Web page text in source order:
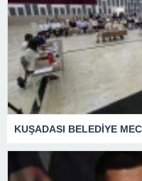
KUŞADASI BELEDİYE